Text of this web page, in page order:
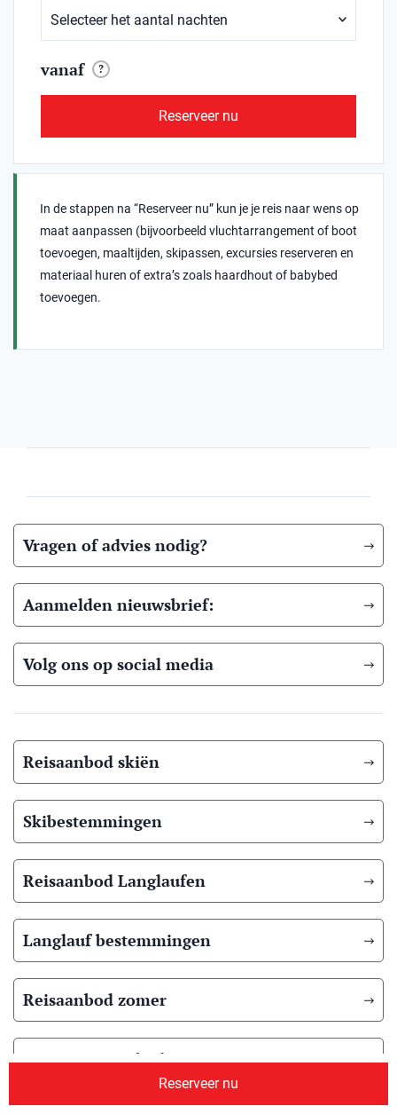
vanaf ?
Reserveer nu
In de stappen na “Reserveer nu” kun je je reis naar wens op
maat aanpassen (bijvoorbeeld vluchtarrangement of boot
toevoegen, maaltijden, skipassen, excursies reserveren en
materiaal huren of extra’s zoals haardhout of babybed
toevoegen.
Reserveer nu
Vragen of advies nodig?
Aanmelden nieuwsbrief:
Volg ons op social media
Reisaanbod skiën
Skibestemmingen
Reisaanbod Langlaufen
Langlauf bestemmingen
Reisaanbod zomer
Overig reisaanbod